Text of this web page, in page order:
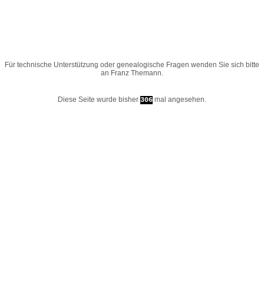
Für technische Unterstützung oder genealogische Fragen wenden Sie sich bitte
an Franz Themann.
Diese Seite wurde bisher 306 mal angesehen.